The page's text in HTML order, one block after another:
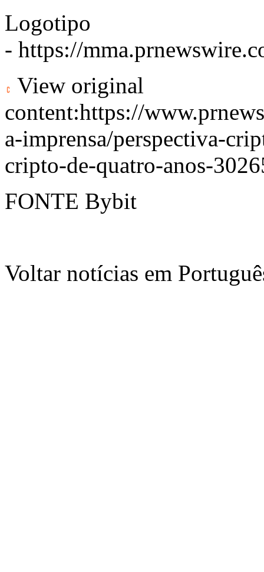
Logotipo
- https://
View original
content:https://
a-imprensa/perspectiva-
cripto-de-quatro-anos-
FONTE Bybit
Voltar notícias em